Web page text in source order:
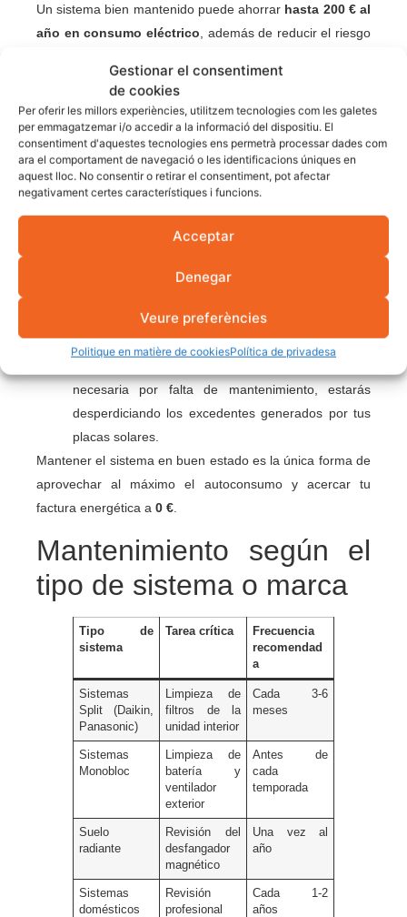
Gestionar el consentiment
de cookies
Per oferir les millors experiències, utilitzem tecnologies com les galetes
per emmagatzemar i/o accedir a la informació del dispositiu. El
consentiment d'aquestes tecnologies ens permetrà processar dades com
ara el comportament de navegació o les identificacions úniques en
aquest lloc. No consentir o retirar el consentiment, pot afectar
negativament certes característiques i funcions.
Acceptar
Denegar
Veure preferències
Politique en matière de cookiesPolítica de privadesa
Un sistema bien mantenido puede ahorrar hasta 200 € al
año en consumo eléctrico , además de reducir el riesgo
Mantenimiento de
aerotermia con placas
solares
fotovoltaica, el mantenimiento cobra todavía más
incorrectas o falta de refrigerante puede consumir
hasta un 20 % más de electricidad.
necesaria por falta de mantenimiento, estarás
desperdiciando los excedentes generados por tus
placas solares.
Mantener el sistema en buen estado es la única forma de
aprovechar al máximo el autoconsumo y acercar tu
factura energética a 0 €.
Mantenimiento según el
tipo de sistema o marca
Tipo de
sistema
Tarea crítica
Frecuencia
recomendad
a
Sistemas
Split (Daikin,
Panasonic)
Limpieza de
filtros de la
unidad interior
Cada 3-6
meses
Sistemas
Monobloc
Limpieza de
batería y
ventilador
exterior
Antes de
cada
temporada
Suelo
radiante
Revisión del
desfangador
magnético
Una vez al
año
Sistemas
domésticos
Revisión
profesional
Cada 1-2
años